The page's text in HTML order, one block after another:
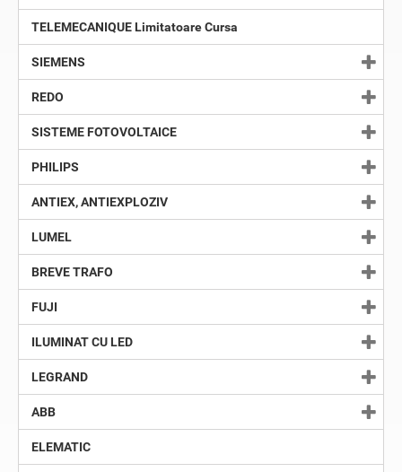
TELEMECANIQUE Limitatoare Cursa
SIEMENS
REDO
SISTEME FOTOVOLTAICE
PHILIPS
ANTIEX, ANTIEXPLOZIV
LUMEL
BREVE TRAFO
FUJI
ILUMINAT CU LED
LEGRAND
ABB
ELEMATIC